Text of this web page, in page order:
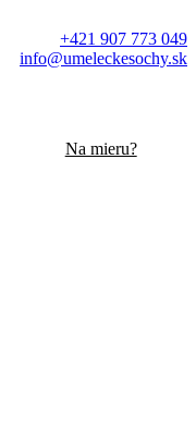
+421 907 773 049
info@umeleckesochy.sk
Na mieru?